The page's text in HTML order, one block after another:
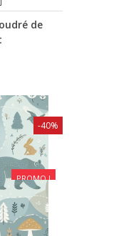
de
PROMO !
-40%